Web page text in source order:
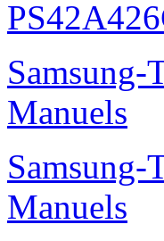
Manuels
Manuels